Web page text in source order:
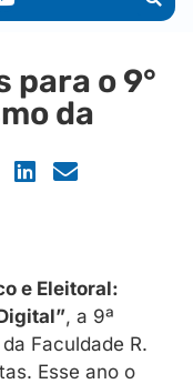
o 9°
da
e Eleitoral:
, a 9ª
Faculdade R.
Esse ano o